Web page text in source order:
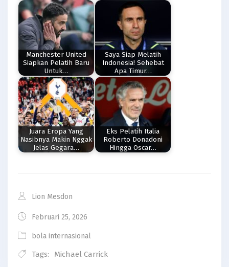
Manchester United
Siapkan Pelatih Baru
Untuk…
Saya Siap Melatih
Indonesia! Sehebat
Apa Timur…
Juara Eropa Yang
Nasibnya Makin Nggak
Jelas Gegara…
Eks Pelatih Italia
Roberto Donadoni
Hingga Oscar…
Lion Mesdon
Februari 25, 2026
bola internasional
Tags: Michael Carrick